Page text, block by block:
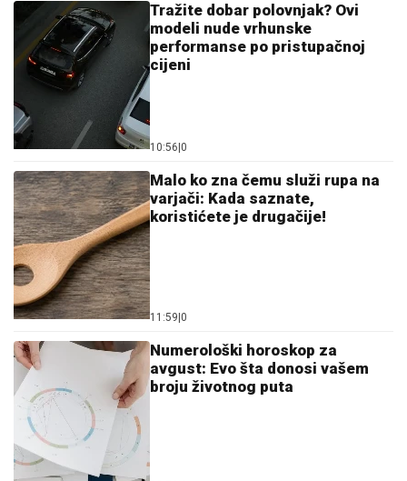
Tražite dobar polovnjak? Ovi
modeli nude vrhunske
performanse po pristupačnoj
cijeni
10:56 0
Malo ko zna čemu služi rupa na
varjači: Kada saznate,
koristićete je drugačije!
11:59 0
Numerološki horoskop za
avgust: Evo šta donosi vašem
broju životnog puta